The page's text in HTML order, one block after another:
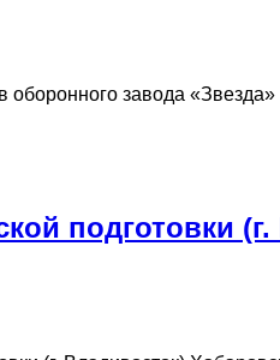
оборонного завода
подготовки (г.